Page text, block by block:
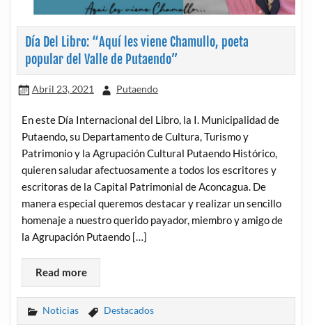
Día Del Libro: “Aquí les viene Chamullo, poeta
popular del Valle de Putaendo”
Abril 23, 2021 Putaendo
En este Día Internacional del Libro, la I. Municipalidad de
Putaendo, su Departamento de Cultura, Turismo y
Patrimonio y la Agrupación Cultural Putaendo Histórico,
quieren saludar afectuosamente a todos los escritores y
escritoras de la Capital Patrimonial de Aconcagua. De
manera especial queremos destacar y realizar un sencillo
homenaje a nuestro querido payador, miembro y amigo de
la Agrupación Putaendo […]
Read more
Noticias Destacados